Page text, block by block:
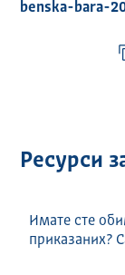
benska-bara-
Ресурси
Имате сте
приказаних?